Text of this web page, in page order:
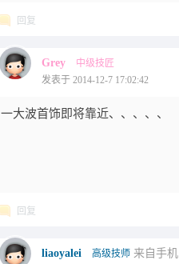
回复
Grey
中级技匠
发表于 2014-12-7 17:02:42
一大波首饰即将靠近、、、、、
回复
liaoyalei 高级技师 来自手机